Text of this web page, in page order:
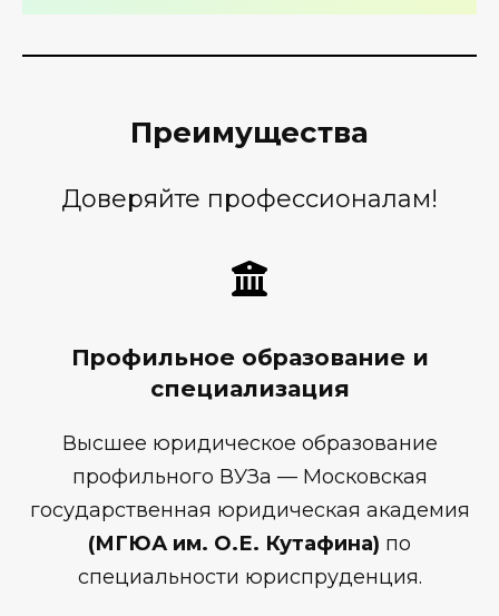
Преимущества
Доверяйте профессионалам!
Профильное образование и
специализация
Высшее юридическое образование
профильного ВУЗа — Московская
государственная юридическая академия
(МГЮА им. О.Е. Кутафина) по
специальности юриспруденция.